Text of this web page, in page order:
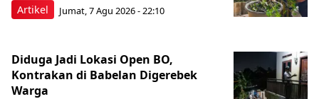
Artikel Jumat, 7 Agu 2026 - 22:10
Diduga Jadi Lokasi Open BO,
Kontrakan di Babelan Digerebek
Warga